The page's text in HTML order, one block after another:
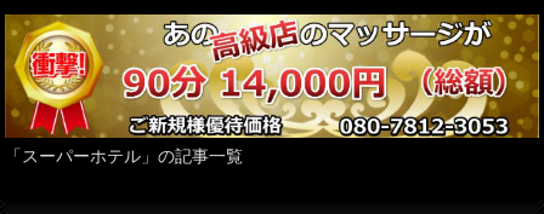
「スーパーホテル」の記事一覧